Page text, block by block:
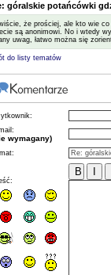
góralskie potańcówki
że prościej, ale kto wie co
są anonimowi. No i wtedy
uwag, łatwo można się
do listy tematów
wymagany)